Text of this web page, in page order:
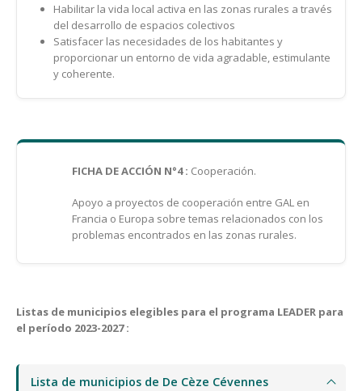
Habilitar la vida local activa en las zonas rurales a través
del desarrollo de espacios colectivos
Satisfacer las necesidades de los habitantes y
proporcionar un entorno de vida agradable, estimulante
y coherente.
FICHA DE ACCIÓN N°4 : Cooperación.
Apoyo a proyectos de cooperación entre GAL en
Francia o Europa sobre temas relacionados con los
problemas encontrados en las zonas rurales.
Listas de municipios elegibles para el programa LEADER para
el período 2023-2027 :
Lista de municipios de De Cèze Cévennes